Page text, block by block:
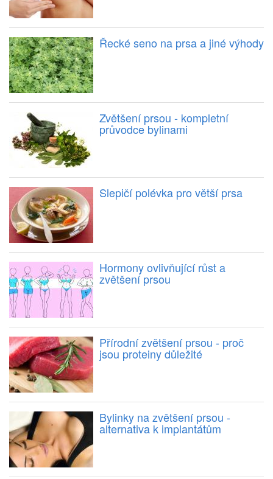
Řecké seno na prsa a jiné výhody
Zvětšení prsou - kompletní
průvodce bylinami
Slepičí polévka pro větší prsa
Hormony ovlivňující růst a
zvětšení prsou
Přírodní zvětšení prsou - proč
jsou proteiny důležité
Bylinky na zvětšení prsou -
alternativa k implantátům